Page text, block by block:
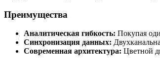
Преимущества
Аналитическая гибкость: Покупая
Синхронизация данных:
Современная архитектура: Цветной